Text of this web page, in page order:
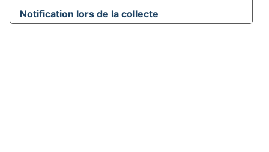
Notification lors de la collecte